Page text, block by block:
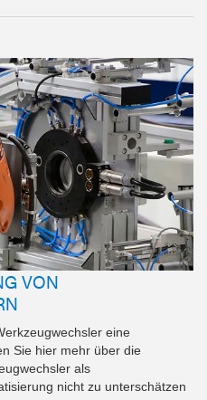
VON
eine
Sie hier mehr über die
als
nicht zu unterschätzen